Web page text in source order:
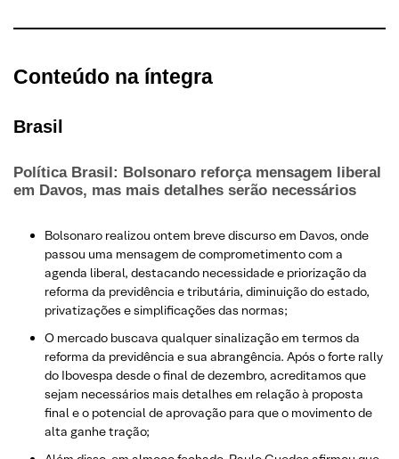
Conteúdo na íntegra
Brasil
Política Brasil: Bolsonaro reforça mensagem liberal
em Davos, mas mais detalhes serão necessários
Bolsonaro realizou ontem breve discurso em Davos, onde
passou uma mensagem de comprometimento com a
agenda liberal, destacando necessidade e priorização da
reforma da previdência e tributária, diminuição do estado,
privatizações e simplificações das normas;
O mercado buscava qualquer sinalização em termos da
reforma da previdência e sua abrangência. Após o forte rally
do Ibovespa desde o final de dezembro, acreditamos que
sejam necessários mais detalhes em relação à proposta
final e o potencial de aprovação para que o movimento de
alta ganhe tração;